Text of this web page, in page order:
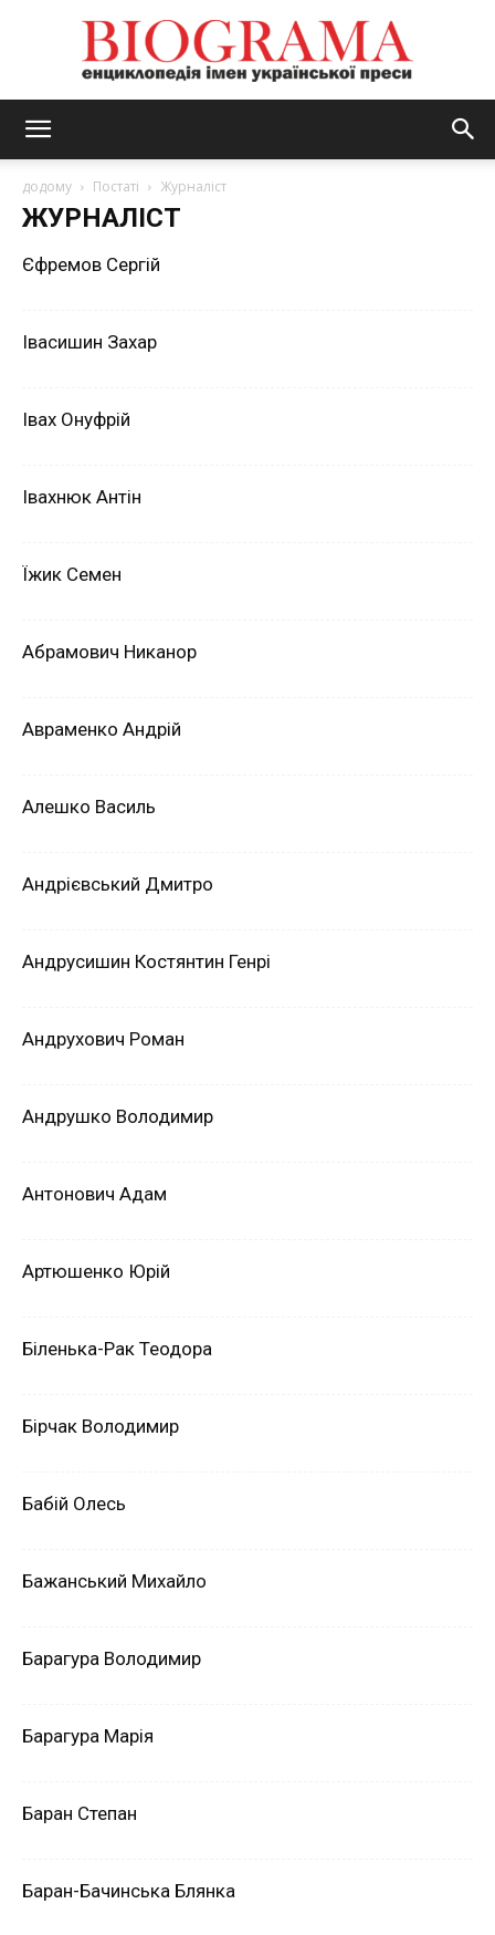
додому Постаті Журналіст
ЖУРНАЛІСТ
Єфремов Сергій
Івасишин Захар
Івах Онуфрій
Івахнюк Антін
Їжик Семен
Абрамович Никанор
Авраменко Андрій
Алешко Василь
Андрієвський Дмитро
Андрусишин Костянтин Генрі
Андрухович Роман
Андрушко Володимир
Антонович Адам
Артюшенко Юрій
Біленька-Рак Теодора
Бірчак Володимир
Бабій Олесь
Бажанський Михайло
Барагура Володимир
Барагура Марія
Баран Степан
Баран-Бачинська Блянка